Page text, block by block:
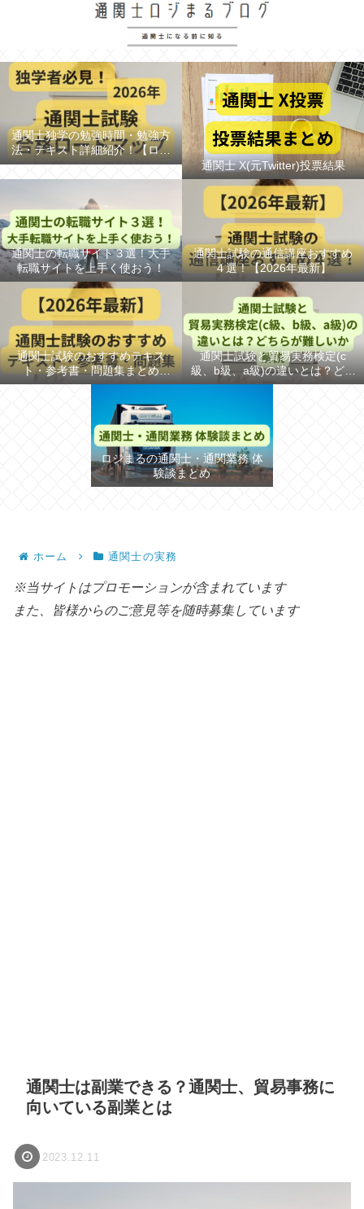
通関士独学の勉強時間・勉強方
法・テキスト詳細紹介！【ロー
ドマップ/スケジュール】
通関士 X(元Twitter)投票結果
通関士の転職サイト３選！大手
転職サイトを上手く使おう！
通関士試験の通信講座おすすめ
４選！【2026年最新】
通関士試験のおすすめテキス
ト・参考書・問題集まとめ
【2026年】
通関士試験と貿易実務検定(c
級、b級、a級)の違いとは？どち
らが難しいか解説
ロジまるの通関士・通関業務 体
験談まとめ
ホーム 通関士の実務
※当サイトはプロモーションが含まれています
また、皆様からのご意見等を随時募集しています
通関士は副業できる？通関士、貿易事務に
向いている副業とは
2023.12.11